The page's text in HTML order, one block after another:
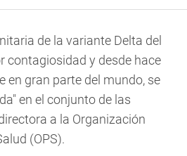
de la variante Delta del
contagiosidad y desde hace
en gran parte del mundo, se
en el conjunto de las
a la Organización
(OPS).